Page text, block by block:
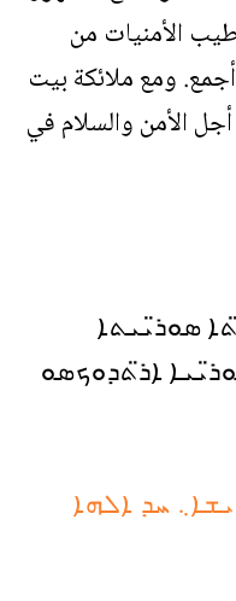
الأمنيات من
أجمع. ومع ملائكة بيت
الأمن والسلام في
ܣܘܪ̈ܝܝܬܐ
ܐܪ̈ܬܕܘܟܣܘ
ܚܕ ܐܠܗܐ